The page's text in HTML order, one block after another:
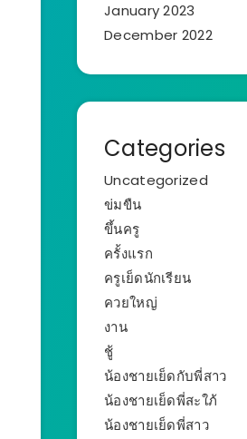
January 2023
December 2022
Categories
Uncategorized
ข่มขืน
ขึ้นครู
ครั้งแรก
ครูเย็ดนักเรียน
ควยใหญ่
งาน
ชู้
น้องชายเย็ดกับพี่สาว
น้องชายเย็ดพี่สะใภ้
น้องชายเย็ดพี่สาว